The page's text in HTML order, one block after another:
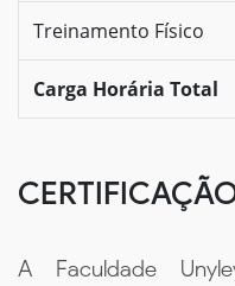
Treinamento Físico
Carga Horária Total
A Faculdade